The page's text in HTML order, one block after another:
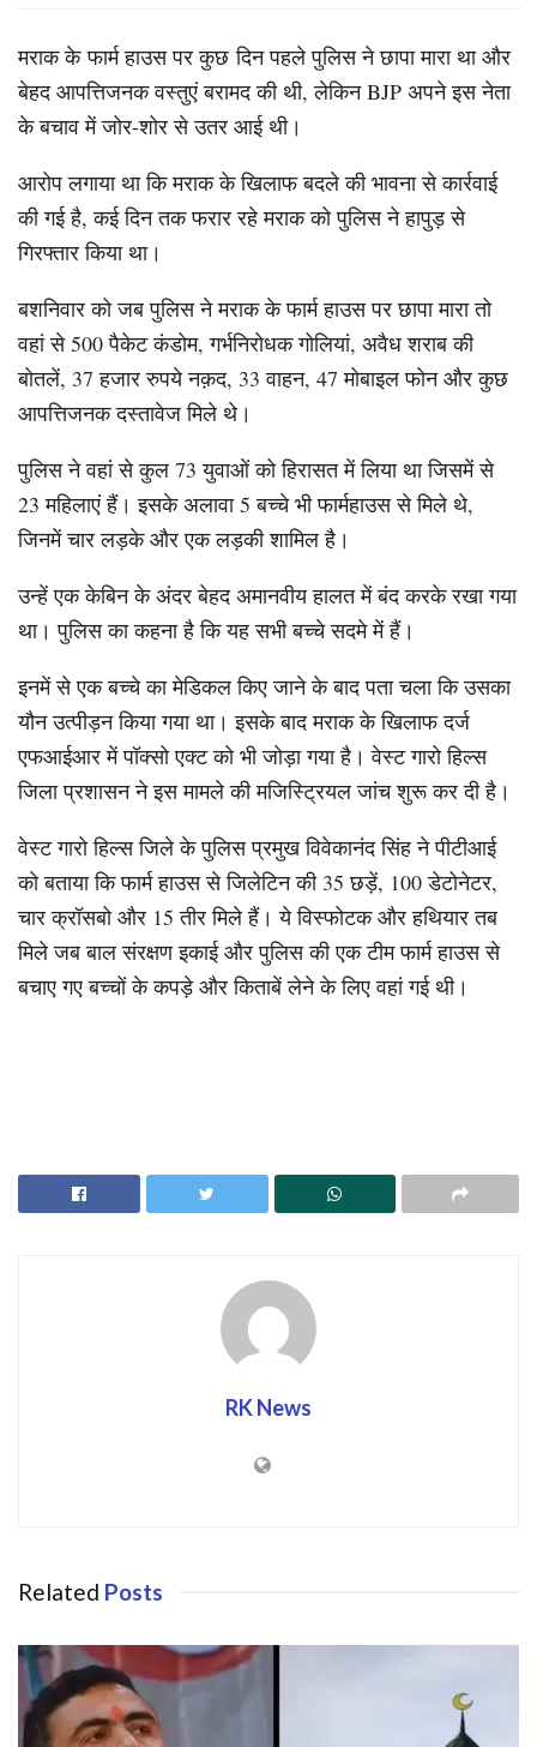
मराक के फार्म हाउस पर कुछ दिन पहले पुलिस ने छापा मारा था और
बेहद आपत्तिजनक वस्तुएं बरामद की थी, लेकिन BJP अपने इस नेता
के बचाव में जोर-शोर से उतर आई थी।
आरोप लगाया था कि मराक के खिलाफ बदले की भावना से कार्रवाई
की गई है, कई दिन तक फरार रहे मराक को पुलिस ने हापुड़ से
गिरफ्तार किया था।
बशनिवार को जब पुलिस ने मराक के फार्म हाउस पर छापा मारा तो
वहां से 500 पैकेट कंडोम, गर्भनिरोधक गोलियां, अवैध शराब की
बोतलें, 37 हजार रुपये नक़द, 33 वाहन, 47 मोबाइल फोन और कुछ
आपत्तिजनक दस्तावेज मिले थे।
पुलिस ने वहां से कुल 73 युवाओं को हिरासत में लिया था जिसमें से
23 महिलाएं हैं। इसके अलावा 5 बच्चे भी फार्महाउस से मिले थे,
जिनमें चार लड़के और एक लड़की शामिल है।
उन्हें एक केबिन के अंदर बेहद अमानवीय हालत में बंद करके रखा गया
था। पुलिस का कहना है कि यह सभी बच्चे सदमे में हैं।
इनमें से एक बच्चे का मेडिकल किए जाने के बाद पता चला कि उसका
यौन उत्पीड़न किया गया था। इसके बाद मराक के खिलाफ दर्ज
एफआईआर में पॉक्सो एक्ट को भी जोड़ा गया है। वेस्ट गारो हिल्स
जिला प्रशासन ने इस मामले की मजिस्ट्रियल जांच शुरू कर दी है।
वेस्ट गारो हिल्स जिले के पुलिस प्रमुख विवेकानंद सिंह ने पीटीआई
को बताया कि फार्म हाउस से जिलेटिन की 35 छड़ें, 100 डेटोनेटर,
चार क्रॉसबो और 15 तीर मिले हैं। ये विस्फोटक और हथियार तब
मिले जब बाल संरक्षण इकाई और पुलिस की एक टीम फार्म हाउस से
बचाए गए बच्चों के कपड़े और किताबें लेने के लिए वहां गई थी।
RK News
Related Posts